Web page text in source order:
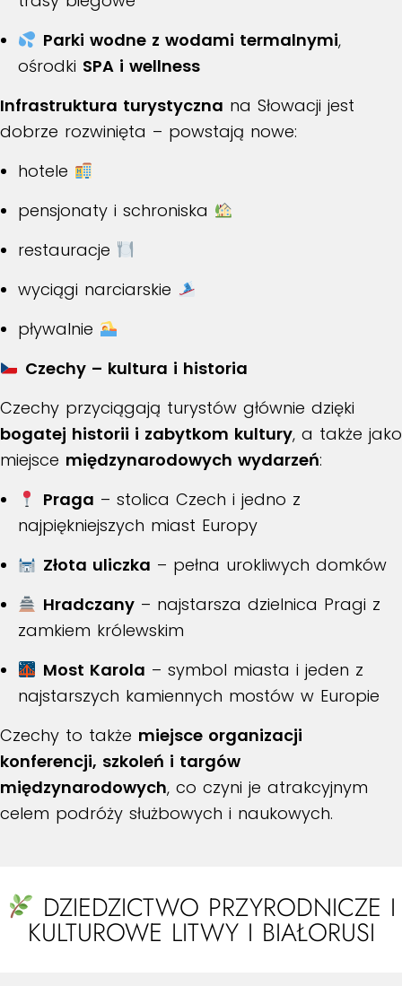
Parki wodne z wodami termalnymi,
ośrodki SPA i wellness
Infrastruktura turystyczna na Słowacji jest
dobrze rozwinięta – powstają nowe:
hotele
pensjonaty i schroniska
restauracje
wyciągi narciarskie
pływalnie
Czechy – kultura i historia
Czechy przyciągają turystów głównie dzięki
bogatej historii i zabytkom kultury, a także jako
miejsce międzynarodowych wydarzeń:
Praga – stolica Czech i jedno z
najpiękniejszych miast Europy
Złota uliczka – pełna urokliwych domków
Hradczany– najstarsza dzielnica Pragi z
zamkiem królewskim
Most Karola – symbol miasta i jeden z
najstarszych kamiennych mostów w Europie
Czechy to także miejsce organizacji
konferencji, szkoleń i targów
międzynarodowych, co czyni je atrakcyjnym
celem podróży służbowych i naukowych.
DZIEDZICTWO PRZYRODNICZE I
KULTUROWE LITWY I BIAŁORUSI